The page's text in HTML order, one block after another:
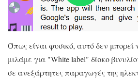
Όπως είναι φυσικό, αυτό δεν μπορεί
μιλάμε για "White label" δίσκο
σε ανεξάρτητες παραγωγές της